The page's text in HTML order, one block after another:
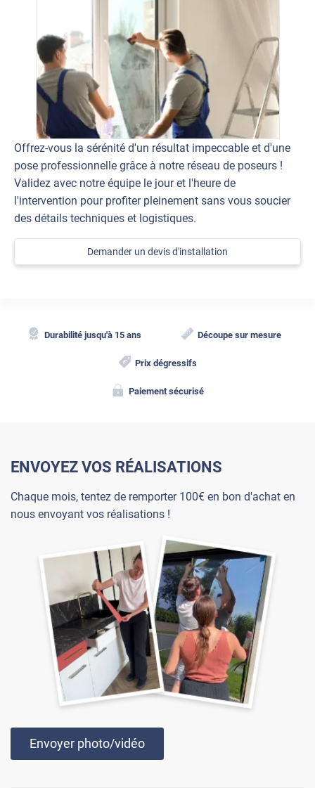
Offrez-vous la sérénité d'un résultat impeccable et d'une
pose professionnelle grâce à notre réseau de poseurs !
Validez avec notre équipe le jour et l'heure de
l'intervention pour profiter pleinement sans vous soucier
des détails techniques et logistiques.
Demander un devis d'installation
Durabilité jusqu'à 15 ans Découpe sur mesure
Prix dégressifs
Paiement sécurisé
ENVOYEZ VOS RÉALISATIONS
Chaque mois, tentez de remporter 100€ en bon d'achat en
nous envoyant vos réalisations !
Envoyer photo/vidéo